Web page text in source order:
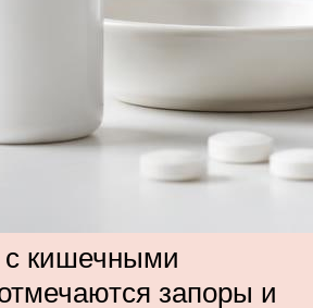
с кишечными
запоры и